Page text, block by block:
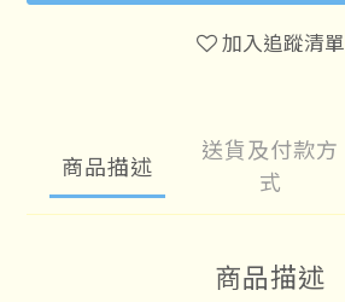
加入追蹤清單
商品描述
送貨及付款方
式
商品描述